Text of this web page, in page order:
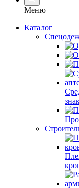
Меню
Каталог